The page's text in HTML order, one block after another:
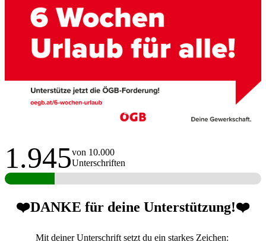
1.945von 10.000
Unterschriften
❤️DANKE für deine Unterstützung!❤️
Mit deiner Unterschrift setzt du ein starkes Zeichen: